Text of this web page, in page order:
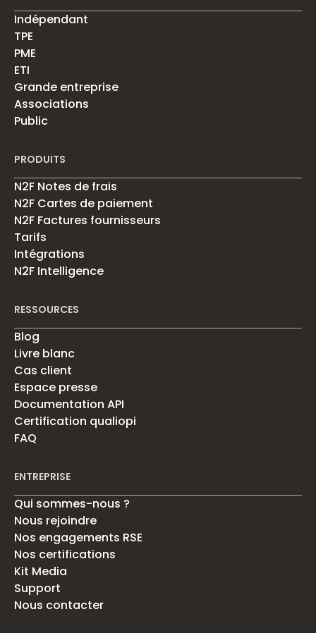
Indépendant
TPE
PME
ETI
Grande entreprise
Associations
Public
PRODUITS
N2F Notes de frais
N2F Cartes de paiement
N2F Factures fournisseurs
Tarifs
Intégrations
N2F Intelligence
RESSOURCES
Blog
Livre blanc
Cas client
Espace presse
Documentation API
Certification qualiopi
FAQ
ENTREPRISE
Qui sommes-nous ?
Nous rejoindre
Nos engagements RSE
Nos certifications
Kit Media
Support
Nous contacter